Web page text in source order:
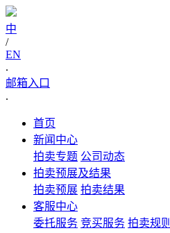
中
/
EN
.
邮箱入口
.
首页
新闻中心
拍卖专题 公司动态
拍卖预展及结果
拍卖预展 拍卖结果
客服中心
委托服务 竞买服务 拍卖规则